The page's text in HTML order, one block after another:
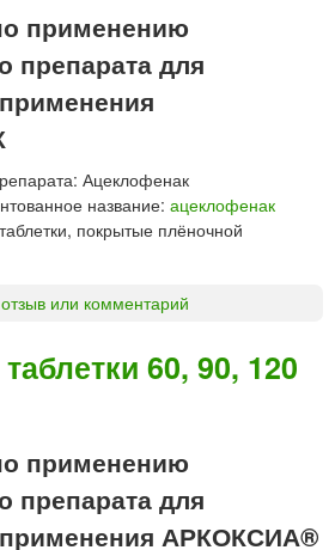
применению
препарата для
Ацеклофенак
название: ацеклофенак
покрытые плёночной
или комментарий
60, 90, 120
применению
препарата для
АРКОКСИА®